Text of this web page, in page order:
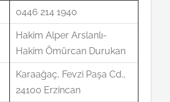
0446 214 1940
Hakim Alper Arslanlı-
Hakim Ömürcan Durukan
Karaağaç, Fevzi Paşa Cd.,
24100 Erzincan